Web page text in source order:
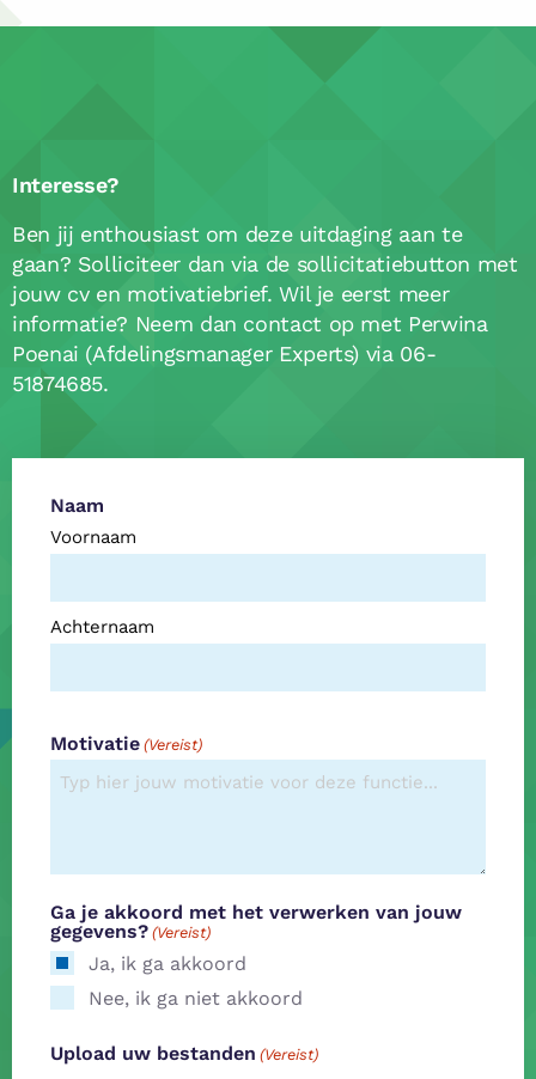
Interesse?
Ben jij enthousiast om deze uitdaging aan te
gaan? Solliciteer dan via de sollicitatiebutton met
jouw cv en motivatiebrief. Wil je eerst meer
informatie? Neem dan contact op met Perwina
Poenai (Afdelingsmanager Experts) via 06-
51874685.
Naam
Voornaam
Achternaam
Motivatie (Vereist)
Ga je akkoord met het verwerken van jouw
gegevens? (Vereist)
Ja, ik ga akkoord
Nee, ik ga niet akkoord
Upload uw bestanden (Vereist)